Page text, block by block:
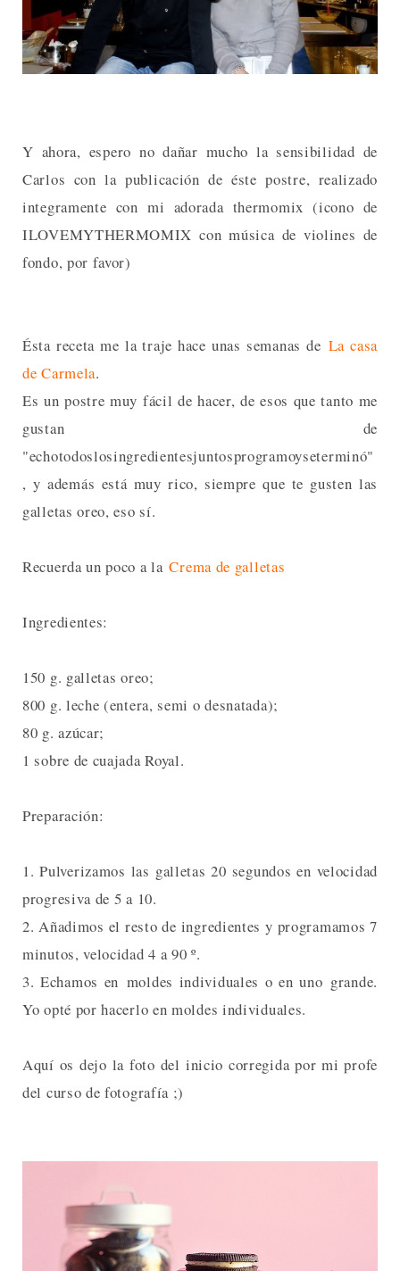
Y ahora, espero no dañar mucho la sensibilidad de
Carlos con la publicación de éste postre, realizado
integramente con mi adorada thermomix (icono de
ILOVEMYTHERMOMIX con música de violines de
fondo, por favor)
Ésta receta me la traje hace unas semanas de La casa
de Carmela.
Es un postre muy fácil de hacer, de esos que tanto me
gustan de
"echotodoslosingredientesjuntosprogramoyseterminó"
, y además está muy rico, siempre que te gusten las
galletas oreo, eso sí.
Recuerda un poco a laCrema de galletas
Ingredientes:
150 g. galletas oreo;
800 g. leche (entera, semi o desnatada);
80 g. azúcar;
1 sobre de cuajada Royal.
Preparación:
1. Pulverizamos las galletas 20 segundos en velocidad
progresiva de 5 a 10.
2. Añadimos el resto de ingredientes y programamos 7
minutos, velocidad 4 a 90 º.
3. Echamos en moldes individuales o en uno grande.
Yo opté por hacerlo en moldes individuales.
Aquí os dejo la foto del inicio corregida por mi profe
del curso de fotografía ;)